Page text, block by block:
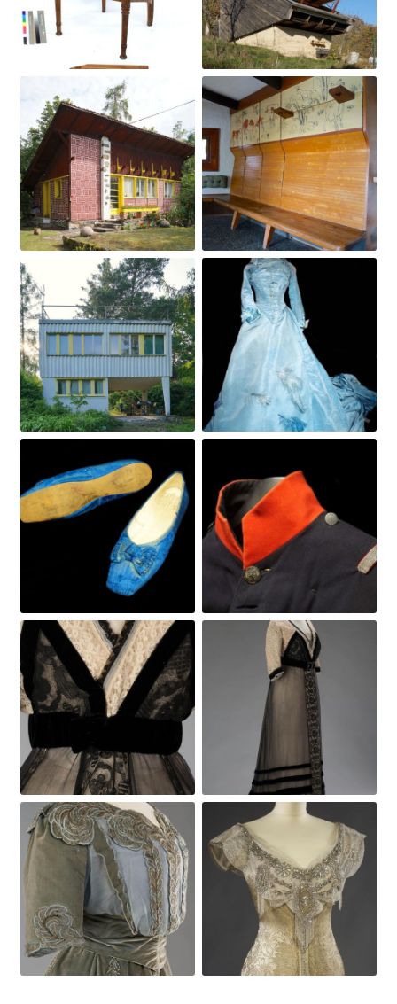
Obrázek
Obrázek Obrázek
Obrázek Obrázek
Obrázek Obrázek
Obrázek Obrázek